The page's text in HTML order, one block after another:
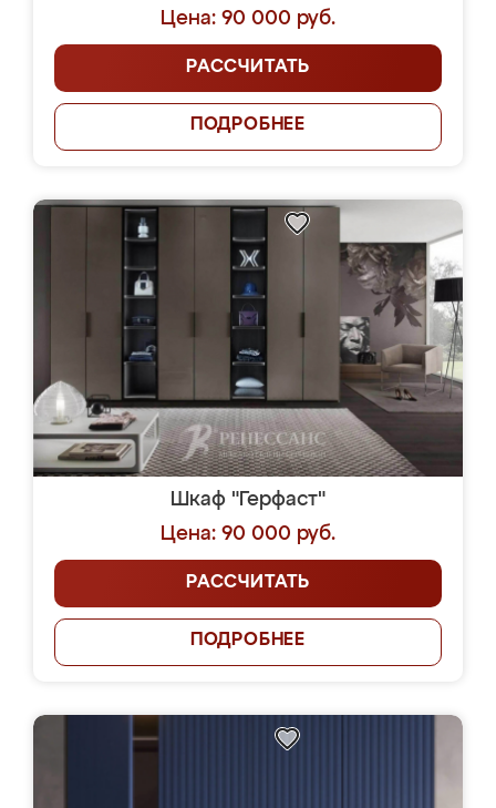
Цена: 90 000 руб.
РАССЧИТАТЬ
ПОДРОБНЕЕ
Шкаф "Герфаст"
Цена: 90 000 руб.
РАССЧИТАТЬ
ПОДРОБНЕЕ